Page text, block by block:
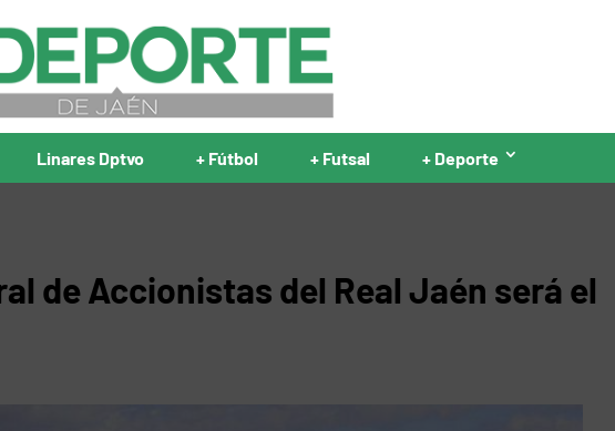
Linares Dptvo + Fútbol + Futsal + Deporte
de Accionistas del Real Jaén será el